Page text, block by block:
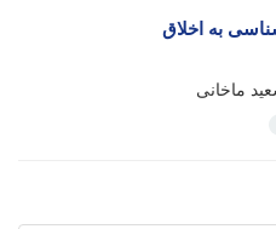
به اخلاق
ماخانی